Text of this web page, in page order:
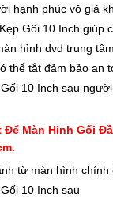
hạnh phúc vô giá
Gối 10 Inch giúp
hình dvd trung
thể tắt đảm bảo an
10 Inch sau
Để Màn Hinh Gối
từ màn hình chính
10 Inch sau